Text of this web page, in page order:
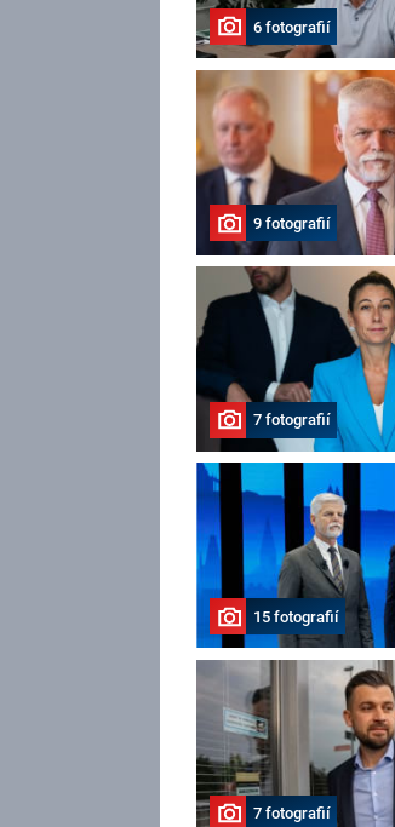
6 fotografií
9 fotografií
7 fotografií
15 fotografií
7 fotografií